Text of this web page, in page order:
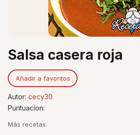
Salsa casera roja
Añadir a favoritos
Autor: cecy30
Puntuacíon:
Más recetas: